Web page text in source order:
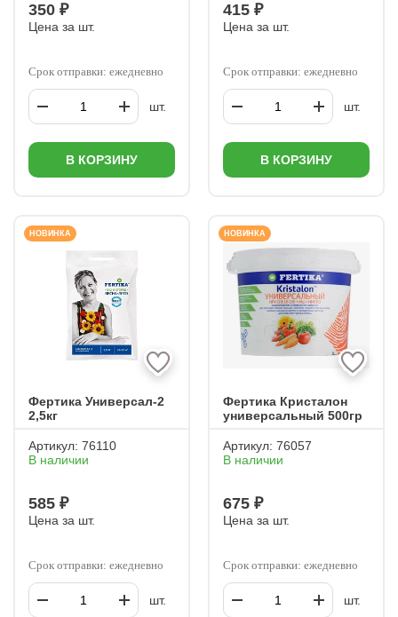
350 ₽
Цена за шт.
Срок отправки: ежедневно
шт.
В КОРЗИНУ
415 ₽
Цена за шт.
Срок отправки: ежедневно
шт.
В КОРЗИНУ
НОВИНКА
Фертика Универсал-2
2,5кг
Артикул: 76110
В наличии
585 ₽
Цена за шт.
Срок отправки: ежедневно
шт.
НОВИНКА
Фертика Кристалон
универсальный 500гр
Артикул: 76057
В наличии
675 ₽
Цена за шт.
Срок отправки: ежедневно
шт.